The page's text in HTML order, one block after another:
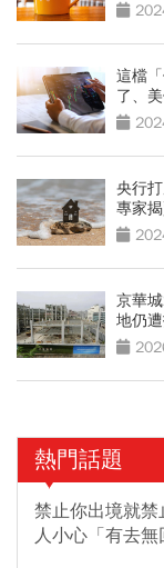
這檔
了、
央行
專家
京華
地仍
熱門話題
禁止你出境就
人小心「有去